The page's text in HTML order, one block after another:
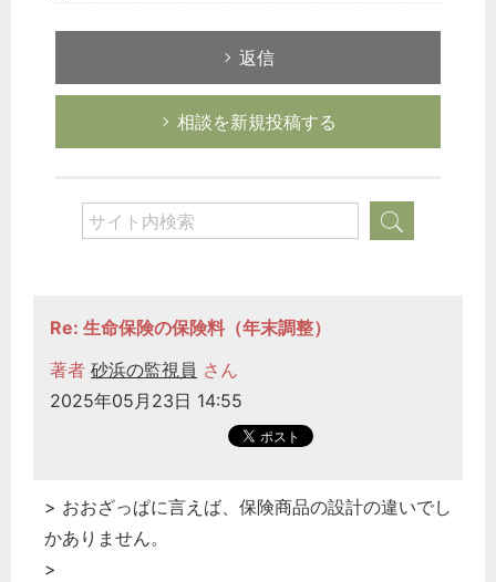
返信
相談を新規投稿する
Re: 生命保険の保険料（年末調整）
著者 砂浜の監視員 さん
2025年05月23日 14:55
> おおざっぱに言えば、保険商品の設計の違いでし
かありません。
>